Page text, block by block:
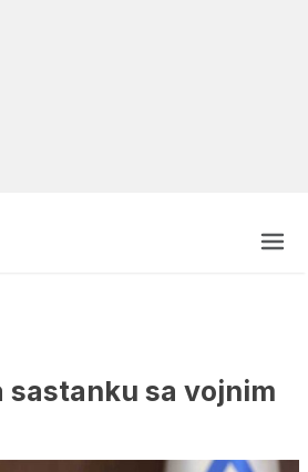
sastanku sa vojnim